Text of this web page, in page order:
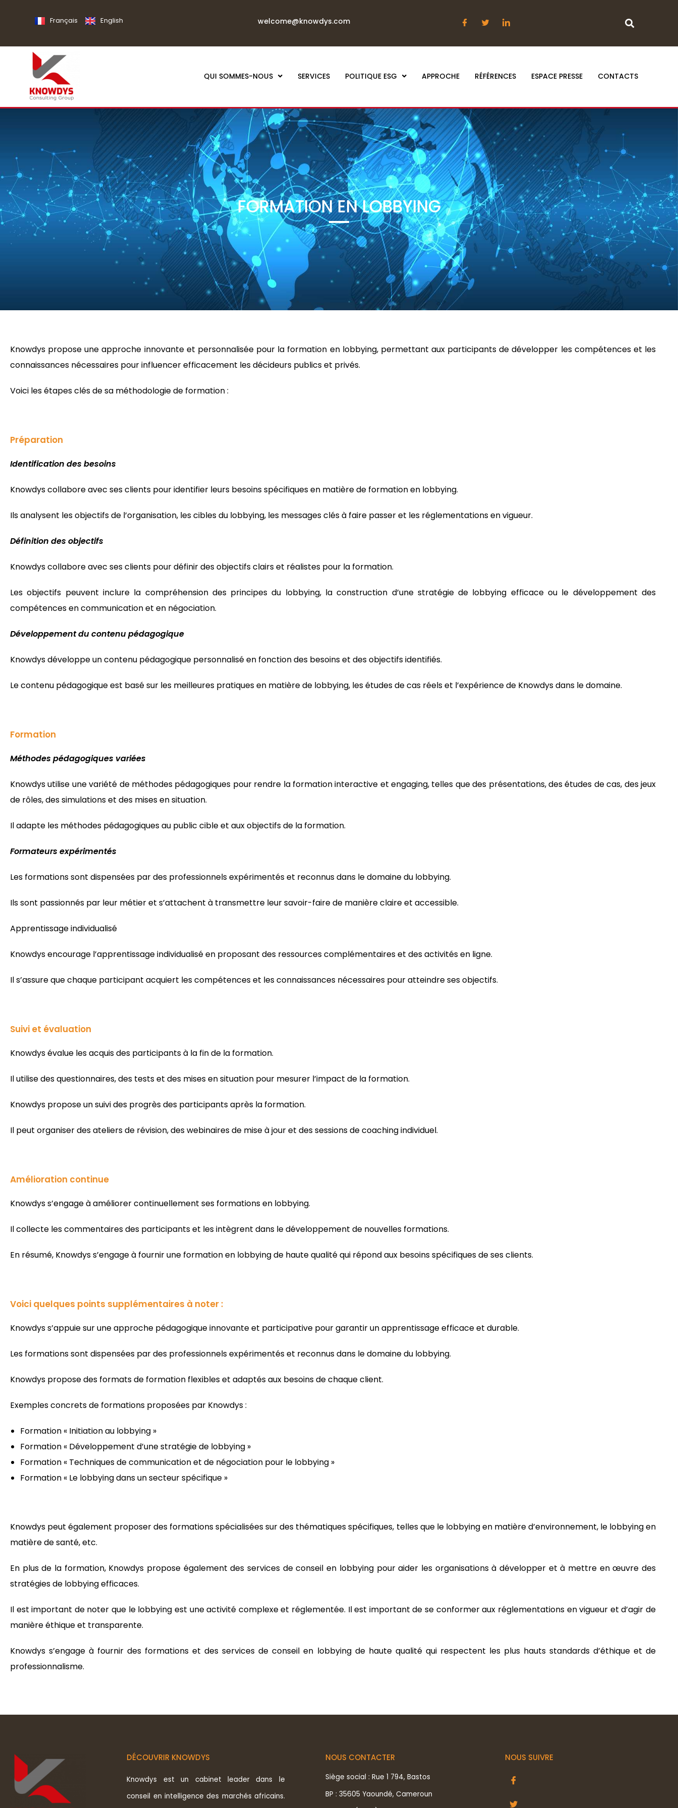
Français English welcome@knowdys.com
QUI SOMMES-NOUS SERVICES POLITIQUE ESG APPROCHE RÉFÉRENCES ESPACE PRESSE CONTACTS
FORMATION EN LOBBYING
Knowdys propose une approche innovante et personnalisée pour la formation en lobbying, permettant aux participants de développer les compétences et les
connaissances nécessaires pour influencer efficacement les décideurs publics et privés.
Voici les étapes clés de sa méthodologie de formation :
Préparation
Identification des besoins
Knowdys collabore avec ses clients pour identifier leurs besoins spécifiques en matière de formation en lobbying.
Ils analysent les objectifs de l’organisation, les cibles du lobbying, les messages clés à faire passer et les réglementations en vigueur.
Définition des objectifs
Knowdys collabore avec ses clients pour définir des objectifs clairs et réalistes pour la formation.
Les objectifs peuvent inclure la compréhension des principes du lobbying, la construction d’une stratégie de lobbying efficace ou le développement des
compétences en communication et en négociation.
Développement du contenu pédagogique
Knowdys développe un contenu pédagogique personnalisé en fonction des besoins et des objectifs identifiés.
Le contenu pédagogique est basé sur les meilleures pratiques en matière de lobbying, les études de cas réels et l’expérience de Knowdys dans le domaine.
Formation
Méthodes pédagogiques variées
Knowdys utilise une variété de méthodes pédagogiques pour rendre la formation interactive et engaging, telles que des présentations, des études de cas, des jeux
de rôles, des simulations et des mises en situation.
Il adapte les méthodes pédagogiques au public cible et aux objectifs de la formation.
Formateurs expérimentés
Les formations sont dispensées par des professionnels expérimentés et reconnus dans le domaine du lobbying.
Ils sont passionnés par leur métier et s’attachent à transmettre leur savoir-faire de manière claire et accessible.
Apprentissage individualisé
Knowdys encourage l’apprentissage individualisé en proposant des ressources complémentaires et des activités en ligne.
Il s’assure que chaque participant acquiert les compétences et les connaissances nécessaires pour atteindre ses objectifs.
Suivi et évaluation
Knowdys évalue les acquis des participants à la fin de la formation.
Il utilise des questionnaires, des tests et des mises en situation pour mesurer l’impact de la formation.
Knowdys propose un suivi des progrès des participants après la formation.
Il peut organiser des ateliers de révision, des webinaires de mise à jour et des sessions de coaching individuel.
Amélioration continue
Knowdys s’engage à améliorer continuellement ses formations en lobbying.
Il collecte les commentaires des participants et les intègrent dans le développement de nouvelles formations.
En résumé, Knowdys s’engage à fournir une formation en lobbying de haute qualité qui répond aux besoins spécifiques de ses clients.
Voici quelques points supplémentaires à noter :
Knowdys s’appuie sur une approche pédagogique innovante et participative pour garantir un apprentissage efficace et durable.
Les formations sont dispensées par des professionnels expérimentés et reconnus dans le domaine du lobbying.
Knowdys propose des formats de formation flexibles et adaptés aux besoins de chaque client.
Exemples concrets de formations proposées par Knowdys :
Formation « Initiation au lobbying »
Formation « Développement d’une stratégie de lobbying »
Formation « Techniques de communication et de négociation pour le lobbying »
Formation « Le lobbying dans un secteur spécifique »
Knowdys peut également proposer des formations spécialisées sur des thématiques spécifiques, telles que le lobbying en matière d’environnement, le lobbying en
matière de santé, etc.
En plus de la formation, Knowdys propose également des services de conseil en lobbying pour aider les organisations à développer et à mettre en œuvre des
stratégies de lobbying efficaces.
Il est important de noter que le lobbying est une activité complexe et réglementée. Il est important de se conformer aux réglementations en vigueur et d’agir de
manière éthique et transparente.
Knowdys s’engage à fournir des formations et des services de conseil en lobbying de haute qualité qui respectent les plus hauts standards d’éthique et de
professionnalisme.
DÉCOUVRIR KNOWDYS
Knowdys est un cabinet leader dans le
conseil en intelligence des marchés africains.
NOUS CONTACTER
Siège social : Rue 1 794, Bastos
BP : 35605 Yaoundé, Cameroun
NOUS SUIVRE